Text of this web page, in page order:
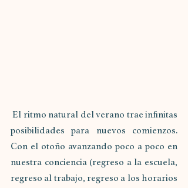
El ritmo natural del verano trae infinitas
posibilidades para nuevos comienzos.
Con el otoño avanzando poco a poco en
nuestra conciencia (regreso a la escuela,
regreso al trabajo, regreso a los horarios